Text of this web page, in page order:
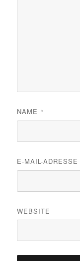
NAME *
E-MAIL-ADRESSE
WEBSITE